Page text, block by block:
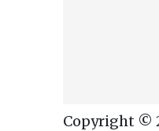
Copyright ©